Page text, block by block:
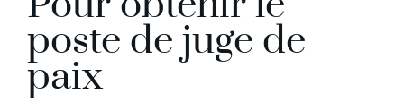
poste de juge de
paix